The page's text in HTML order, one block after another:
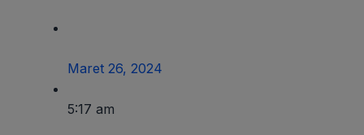
Maret 26, 2024
5:17 am